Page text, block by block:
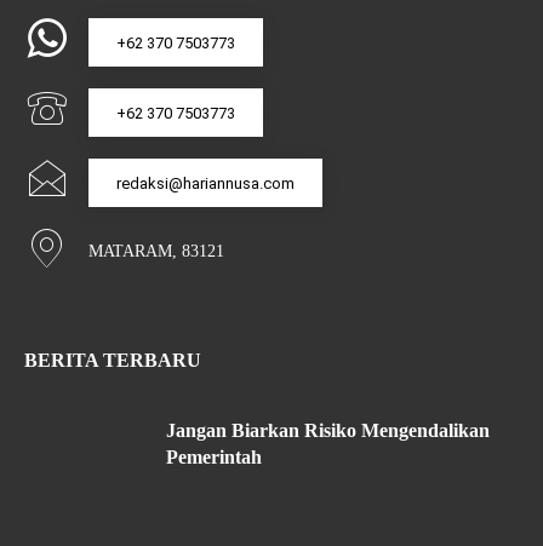
+62 370 7503773
+62 370 7503773
redaksi@hariannusa.com
MATARAM, 83121
BERITA TERBARU
Jangan Biarkan Risiko Mengendalikan
Pemerintah